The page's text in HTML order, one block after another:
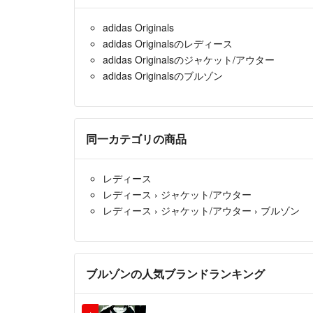
adidas Originals
adidas Originalsのレディース
adidas Originalsのジャケット/アウター
adidas Originalsのブルゾン
同一カテゴリの商品
レディース
レディース › ジャケット/アウター
レディース › ジャケット/アウター › ブルゾン
ブルゾンの人気ブランドランキング